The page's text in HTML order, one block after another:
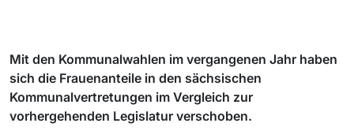
Mit den Kommunalwahlen im vergangenen Jahr haben
sich die Frauenanteile in den sächsischen
Kommunalvertretungen im Vergleich zur
vorhergehenden Legislatur verschoben.